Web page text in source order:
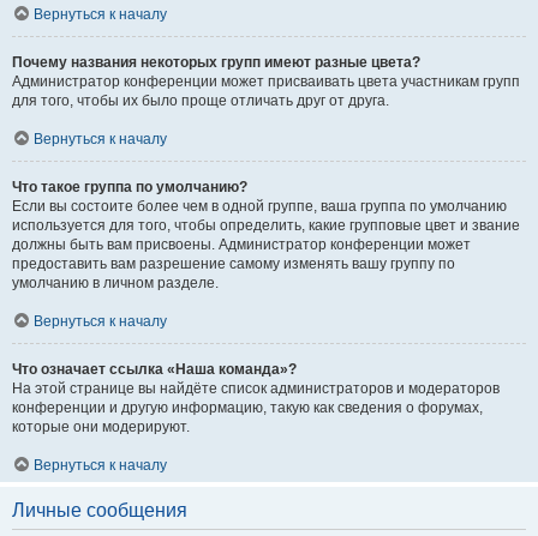
Вернуться к началу
Почему названия некоторых групп имеют разные цвета?
Администратор конференции может присваивать цвета участникам групп
для того, чтобы их было проще отличать друг от друга.
Вернуться к началу
Что такое группа по умолчанию?
Если вы состоите более чем в одной группе, ваша группа по умолчанию
используется для того, чтобы определить, какие групповые цвет и звание
должны быть вам присвоены. Администратор конференции может
предоставить вам разрешение самому изменять вашу группу по
умолчанию в личном разделе.
Вернуться к началу
Что означает ссылка «Наша команда»?
На этой странице вы найдёте список администраторов и модераторов
конференции и другую информацию, такую как сведения о форумах,
которые они модерируют.
Вернуться к началу
Личные сообщения